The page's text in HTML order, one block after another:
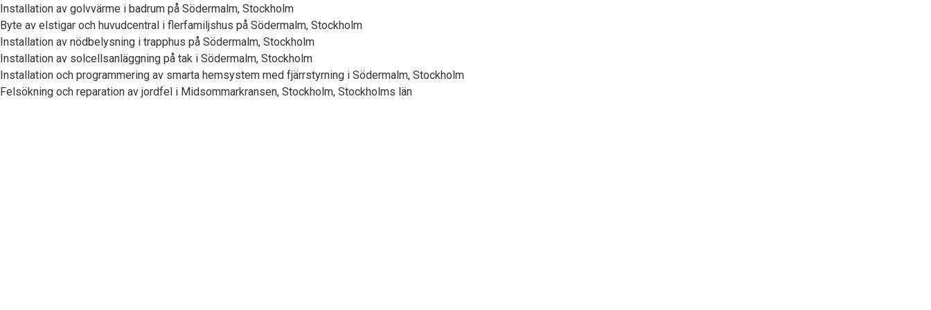
Installation av golvvärme i badrum på Södermalm, Stockholm
Byte av elstigar och huvudcentral i flerfamiljshus på Södermalm, Stockholm
Installation av nödbelysning i trapphus på Södermalm, Stockholm
Installation av solcellsanläggning på tak i Södermalm, Stockholm
Installation och programmering av smarta hemsystem med fjärrstyrning i Södermalm, Stockholm
Felsökning och reparation av jordfel i Midsommarkransen, Stockholm, Stockholms län